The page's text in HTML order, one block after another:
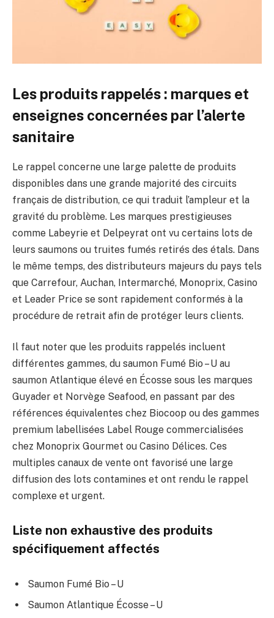
Les produits rappelés : marques et
enseignes concernées par l’alerte
sanitaire
Le rappel concerne une large palette de produits
disponibles dans une grande majorité des circuits
français de distribution, ce qui traduit l’ampleur et la
gravité du problème. Les marques prestigieuses
comme Labeyrie et Delpeyrat ont vu certains lots de
leurs saumons ou truites fumés retirés des étals. Dans
le même temps, des distributeurs majeurs du pays tels
que Carrefour, Auchan, Intermarché, Monoprix, Casino
et Leader Price se sont rapidement conformés à la
procédure de retrait afin de protéger leurs clients.
Il faut noter que les produits rappelés incluent
différentes gammes, du saumon Fumé Bio – U au
saumon Atlantique élevé en Écosse sous les marques
Guyader et Norvège Seafood, en passant par des
références équivalentes chez Biocoop ou des gammes
premium labellisées Label Rouge commercialisées
chez Monoprix Gourmet ou Casino Délices. Ces
multiples canaux de vente ont favorisé une large
diffusion des lots contamines et ont rendu le rappel
complexe et urgent.
Liste non exhaustive des produits
spécifiquement affectés
Saumon Fumé Bio – U
Saumon Atlantique Écosse – U